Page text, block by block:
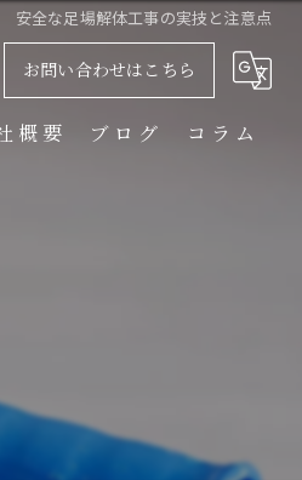
安全な足場解体工事の実技と注意点
お問い合わせはこちら
概要 ブログ コラム